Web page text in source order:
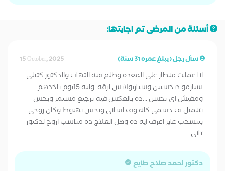
أسئلة من المرضى تم اجابتها:
سأل رجل (يبلغ عمره 31 سنة) 15 October, 2025
انا عملت منظار علي المعده وطلع فيه التهاب والدكتور كتبلي
سبازمو ديجستين وسبازيولانس لزقه..وليه 15يوم باخدهم
ومفيش اي تحسن ...ده بالعكس فيه ترجيع مستمر وبحس
بتنميل ف جسمي كله وف لساني وبحس بهبوط وكان روحي
بتتسحب عايز اعرف ايه ده وهل العلاج ده مناسب اروح لدكتور
تاني
دكتور احمد صلاح طايع